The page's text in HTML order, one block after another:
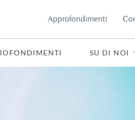
Approfondimenti
SU DI NOI